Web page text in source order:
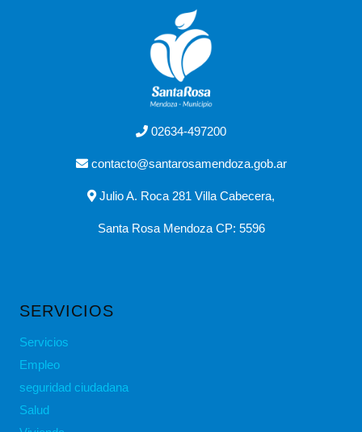
02634-497200
contacto@santarosamendoza.gob.ar
Julio A. Roca 281 Villa Cabecera,
Santa Rosa Mendoza CP: 5596
SERVICIOS
Servicios
Empleo
seguridad ciudadana
Salud